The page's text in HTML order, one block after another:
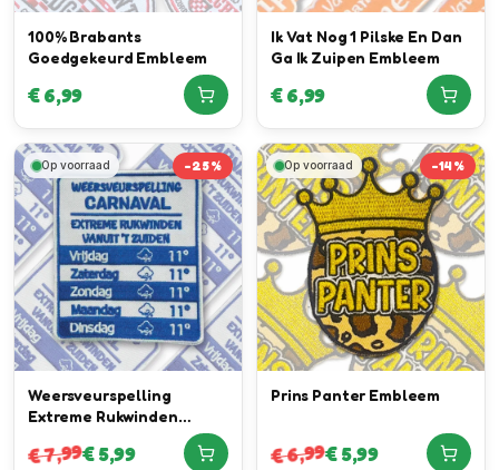
100% Brabants
Goedgekeurd Embleem
€6,99
Ik Vat Nog 1 Pilske En Dan
Ga Ik Zuipen Embleem
€6,99
Op voorraad -25%
Weersveurspelling
Extreme Rukwinden
Vanuit 't Zuiden Embleem
€7,99€5,99
Op voorraad -14%
Prins Panter Embleem
€6,99€5,99